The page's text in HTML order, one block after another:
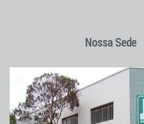
Nossa Sede